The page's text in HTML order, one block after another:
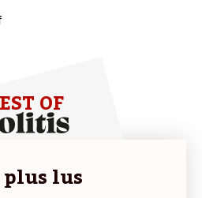
OF
plus lus